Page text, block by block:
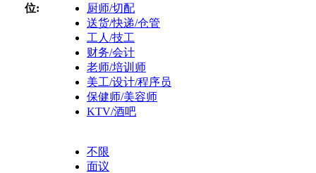
位:
厨师/切配
送货/快递/仓管
工人/技工
财务/会计
老师/培训师
美工/设计/程序员
保健师/美容师
KTV/酒吧
不限
面议